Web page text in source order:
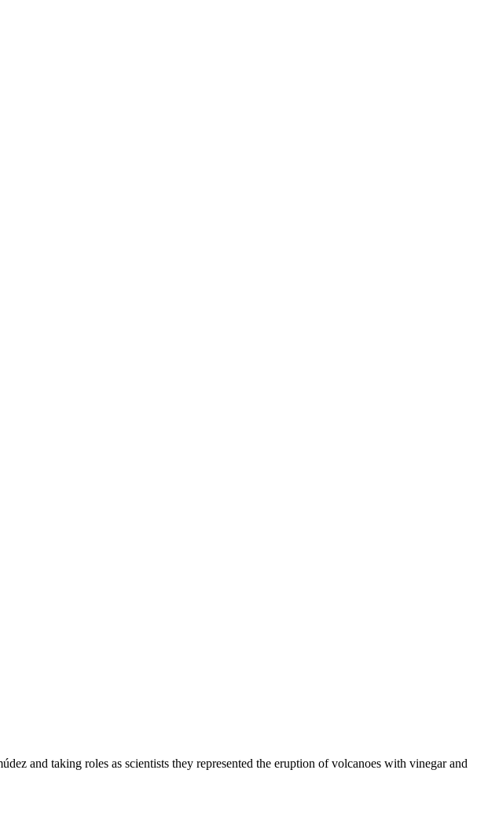
and taking roles as scientists they represented the eruption of volcanoes with vinegar and